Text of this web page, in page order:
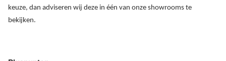
keuze, dan adviseren wij deze in één van onze showrooms te
bekijken.